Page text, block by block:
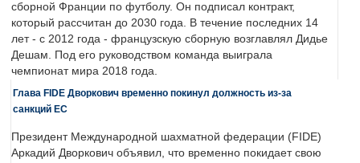
сборной Франции по футболу. Он подписал контракт,
который рассчитан до 2030 года. В течение последних 14
лет - с 2012 года - французскую сборную возглавлял Дидье
Дешам. Под его руководством команда выиграла
чемпионат мира 2018 года.
Глава FIDE Дворкович временно покинул должность из-за
санкций ЕС
Президент Международной шахматной федерации (FIDE)
Аркадий Дворкович объявил, что временно покидает свою